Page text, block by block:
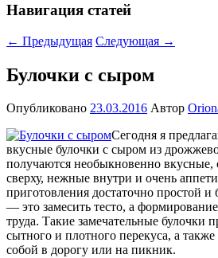
Навигация статей
← Предыдущая Следующая →
Булочки с сыром
Опубликовано 23.03.2016 Автор
Сегодня я
вкусные булочки с сыром из
получаются необыкновенно вкусные,
сверху, нежные внутри и очень
приготовления достаточно простой и
— это замесить тесто, а
труда. Такие замечательные булочки
сытного и плотного перекуса, а
собой в дорогу или на пикник.